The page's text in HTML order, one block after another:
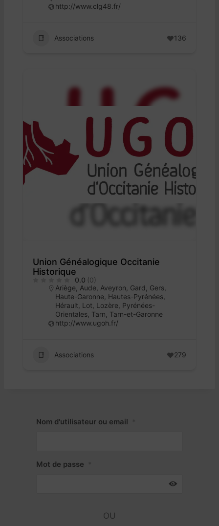
http://www.clg48.fr/
Associations 136
Union Généalogique Occitanie
Historique
0.0 (0)
Ariège Aude Aveyron Gard Gers
Haute-Garonne Hautes-Pyrénées
Hérault Lot Lozère Pyrénées-
Orientales Tarn Tarn-et-Garonne
http://www.ugoh.fr/
Associations 279
Nom d'utilisateur ou email
Mot de passe
OU